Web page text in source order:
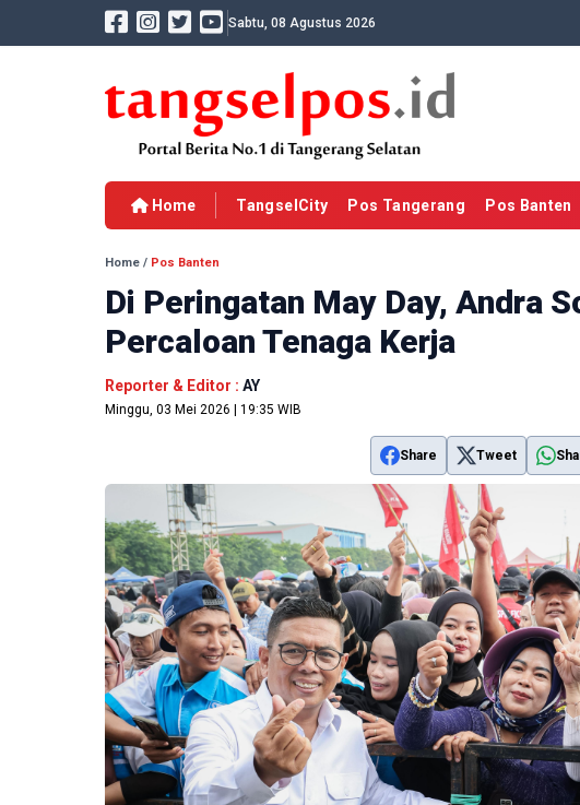
Sabtu, 08 Agustus 2026
Home TangselCity Pos Tangerang Pos Banten
Home / Pos Banten
Di Peringatan May Day, Andra
Percaloan Tenaga Kerja
Reporter & Editor : AY
Minggu, 03 Mei 2026 | 19:35 WIB
Share Tweet